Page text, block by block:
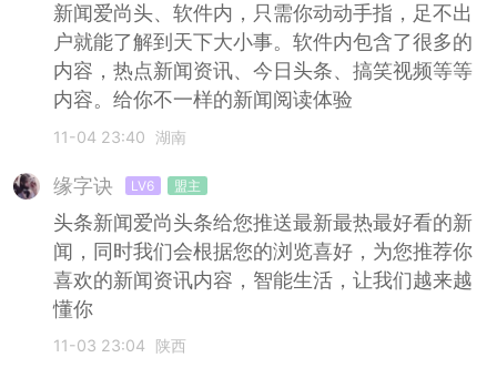
新闻爱尚头、软件内，只需你动动手指，足不出
户就能了解到天下大小事。软件内包含了很多的
内容，热点新闻资讯、今日头条、搞笑视频等等
内容。给你不一样的新闻阅读体验
11-04 23:40 湖南
缘字诀 LV6 盟主
头条新闻爱尚头条给您推送最新最热最好看的新
闻，同时我们会根据您的浏览喜好，为您推荐你
喜欢的新闻资讯内容，智能生活，让我们越来越
懂你
11-03 23:04 陕西